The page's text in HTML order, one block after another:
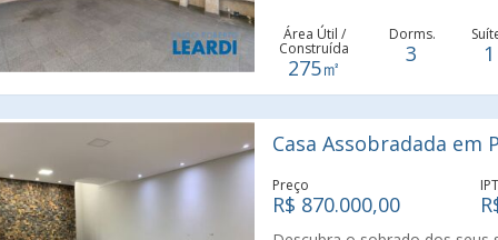
grande potencial para quem
residencial e bem
com excelente iluminação
A área social da casa conta
de estar e jantar, além de
armários, perfeita para quem
Área Útil /
Construída
275㎡
Dorms.
3 1
Casa Assobradada em
Preço
R$ 870.000,00